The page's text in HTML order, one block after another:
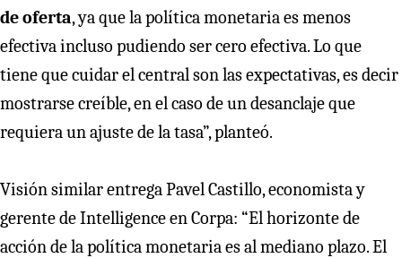
de oferta, ya que la política monetaria es menos
efectiva incluso pudiendo ser cero efectiva. Lo que
tiene que cuidar el central son las expectativas, es decir
mostrarse creíble, en el caso de un desanclaje que
requiera un ajuste de la tasa”, planteó.
Visión similar entrega Pavel Castillo, economista y
gerente de Intelligence en Corpa: “El horizonte de
acción de la política monetaria es al mediano plazo. El